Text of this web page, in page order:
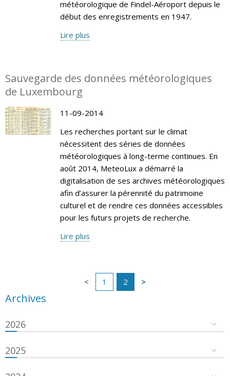
météorologique de Findel-Aéroport depuis le
début des enregistrements en 1947.
Lire plus
Sauvegarde des données météorologiques
de Luxembourg
11-09-2014
Les recherches portant sur le climat
nécessitent des séries de données
météorologiques à long-terme continues. En
août 2014, MeteoLux a démarré la
digitalisation de ses archives météorologiques
afin d’assurer la pérennité du patrimoine
culturel et de rendre ces données accessibles
pour les futurs projets de recherche.
Lire plus
1 2
Archives
2026
2025